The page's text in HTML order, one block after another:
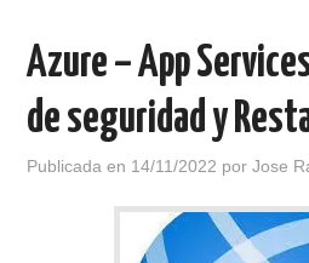
Azure – App
de seguridad y
Publicada en 14/11/2022 porJose